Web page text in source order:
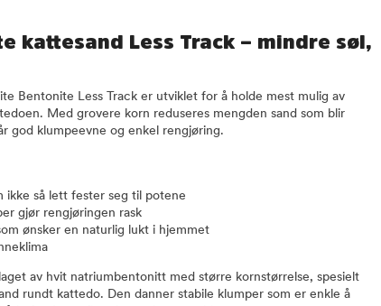
kattesand Less Track – mindre søl,
Bentonite Less Track er utviklet for å holde mest mulig av
Med grovere korn reduseres mengden sand som blir
god klumpeevne og enkel rengjøring.
ikke så lett fester seg til potene
gjør rengjøringen rask
ønsker en naturlig lukt i hjemmet
av hvit natriumbentonitt med større kornstørrelse, spesielt
rundt kattedo. Den danner stabile klumper som er enkle å